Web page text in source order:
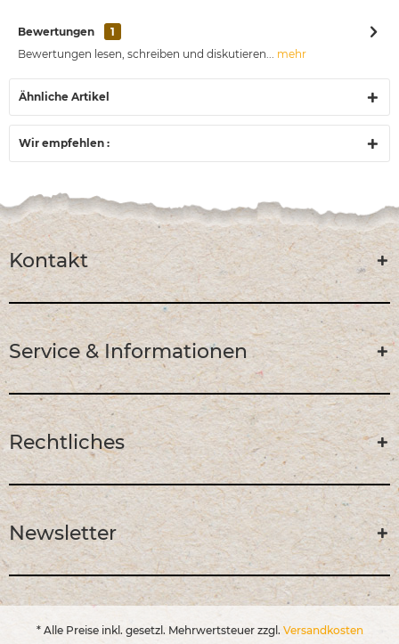
Bewertungen
1
Bewertungen lesen, schreiben und diskutieren... mehr
Ähnliche Artikel
Wir empfehlen :
Kontakt
Service & Informationen
Rechtliches
Newsletter
* Alle Preise inkl. gesetzl. Mehrwertsteuer zzgl. Versandkosten